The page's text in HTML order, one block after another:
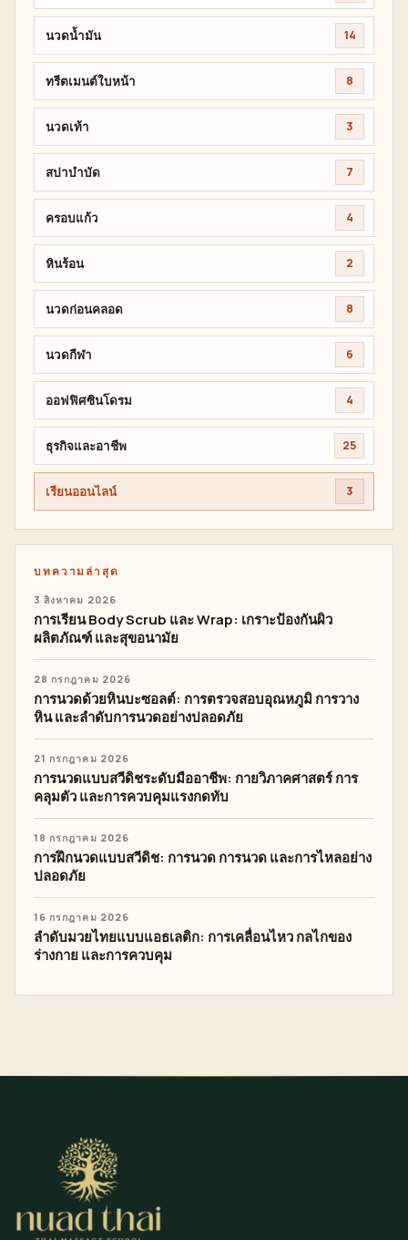
นวดน้ำมัน 14
ทรีตเมนต์ใบหน้า 8
นวดเท้า 3
สปาบำบัด 7
ครอบแก้ว 4
หินร้อน 2
นวดก่อนคลอด 8
นวดกีฬา 6
ออฟฟิศซินโดรม 4
ธุรกิจและอาชีพ 25
เรียนออนไลน์ 3
บทความล่าสุด
3 สิงหาคม 2026
การเรียน Body Scrub และ Wrap: เกราะป้องกันผิว
ผลิตภัณฑ์ และสุขอนามัย
28 กรกฎาคม 2026
การนวดด้วยหินบะซอลต์: การตรวจสอบอุณหภูมิ การวาง
หิน และลำดับการนวดอย่างปลอดภัย
21 กรกฎาคม 2026
การนวดแบบสวีดิชระดับมืออาชีพ: กายวิภาคศาสตร์ การ
คลุมตัว และการควบคุมแรงกดทับ
18 กรกฎาคม 2026
การฝึกนวดแบบสวีดิช: การนวด การนวด และการไหลอย่าง
ปลอดภัย
16 กรกฎาคม 2026
ลำดับมวยไทยแบบแอธเลติก: การเคลื่อนไหว กลไกของ
ร่างกาย และการควบคุม